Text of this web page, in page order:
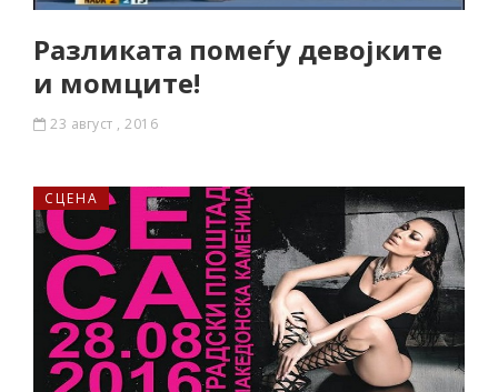
Разликата помеѓу девојките
и момците!
23 август , 2016
СЦЕНА